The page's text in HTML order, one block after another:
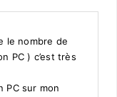
le nombre de
PC ) c’est très
PC sur mon